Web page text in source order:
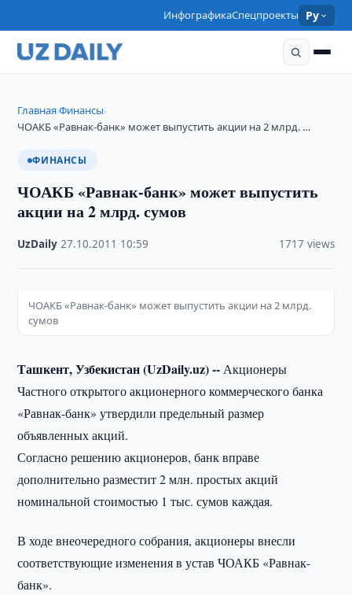
ИнфографикаСпецпроекты Ру
Главная›Финансы›
ЧОАКБ «Равнак-банк» может выпустить акции на 2 млрд. …
ФИНАНСЫ
ЧОАКБ «Равнак-банк» может выпустить
акции на 2 млрд. сумов
UzDaily ·27.10.2011 10:59 1717 views
ЧОАКБ «Равнак-банк» может выпустить акции на 2 млрд.
сумов
Ташкент, Узбекистан (UzDaily.uz) -- Акционеры
Частного открытого акционерного коммерческого банка
«Равнак-банк» утвердили предельный размер
объявленных акций.
Согласно решению акционеров, банк вправе
дополнительно разместит 2 млн. простых акций
номинальной стоимостью 1 тыс. сумов каждая.
В ходе внеочередного собрания, акционеры внесли
соответствующие изменения в устав ЧОАКБ «Равнак-
банк».